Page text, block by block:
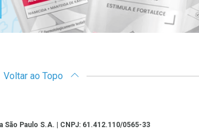
Voltar ao Topo
São Paulo S.A. | CNPJ: 61.412.110/0565-33